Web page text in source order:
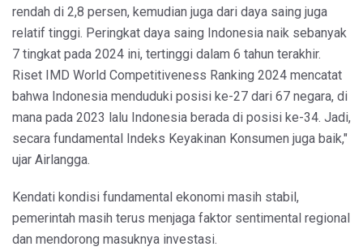
rendah di 2,8 persen, kemudian juga dari daya saing juga
relatif tinggi. Peringkat daya saing Indonesia naik sebanyak
7 tingkat pada 2024 ini, tertinggi dalam 6 tahun terakhir.
Riset IMD World Competitiveness Ranking 2024 mencatat
bahwa Indonesia menduduki posisi ke-27 dari 67 negara, di
mana pada 2023 lalu Indonesia berada di posisi ke-34. Jadi,
secara fundamental Indeks Keyakinan Konsumen juga baik,"
ujar Airlangga.
Kendati kondisi fundamental ekonomi masih stabil,
pemerintah masih terus menjaga faktor sentimental regional
dan mendorong masuknya investasi.